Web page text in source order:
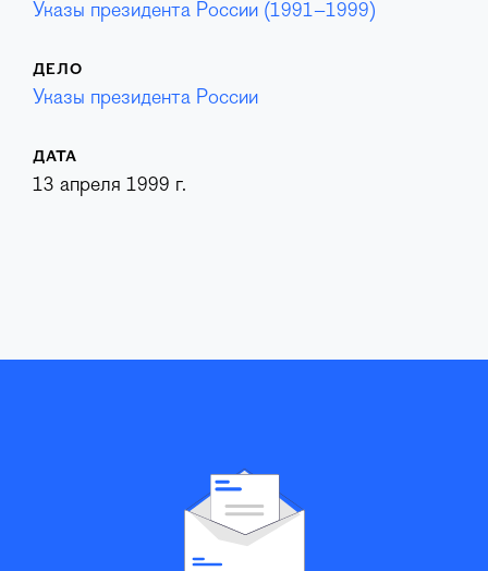
Указы президента России (1991–1999)
ДЕЛО
Указы президента России
ДАТА
13 апреля 1999 г.